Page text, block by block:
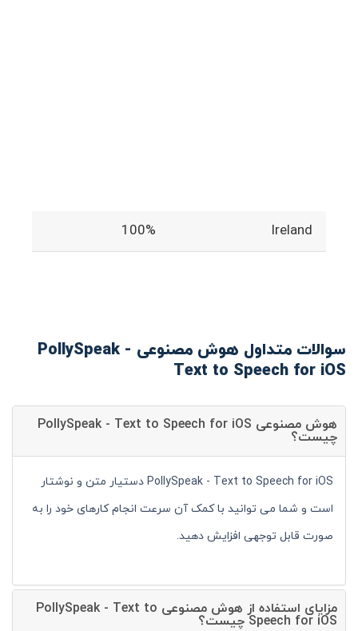
Ireland
100%
سوالات متداول هوش مصنوعی PollySpeak -
Text to Speech for iOS
هوش مصنوعی PollySpeak - Text to Speech for iOS
چیست؟
PollySpeak - Text to Speech for iOS دستیار متن و نوشتار
است و شما می توانید با کمک آن سرعت انجام کارهای خود را به
صورت قابل توجهی افزایش دهید.
مزایای استفاده از هوش مصنوعی PollySpeak - Text to
Speech for iOS چیست؟